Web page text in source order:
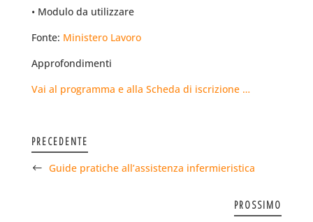
• Modulo da utilizzare
Fonte: Ministero Lavoro
Approfondimenti
Vai al programma e alla Scheda di iscrizione …
PRECEDENTE
Guide pratiche all’assistenza infermieristica
PROSSIMO